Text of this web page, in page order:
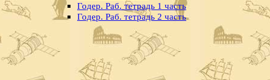
Годер. Раб. тетрадь 1 часть
Годер. Раб. тетрадь 2 часть